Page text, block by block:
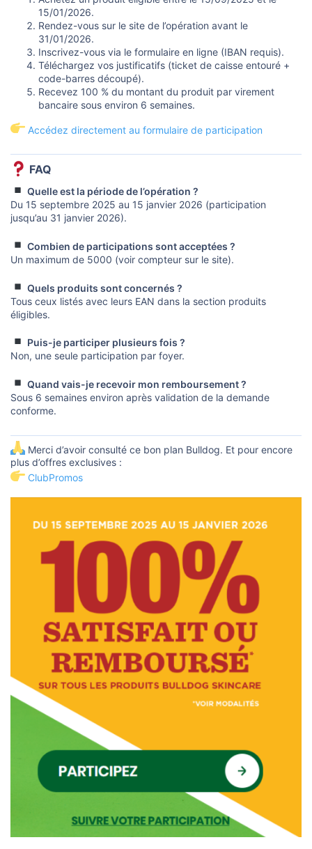
15/01/2026.
Rendez-vous sur le site de l’opération avant le
31/01/2026.
Inscrivez-vous via le formulaire en ligne (IBAN requis).
Téléchargez vos justificatifs (ticket de caisse entouré +
code-barres découpé).
Recevez 100 % du montant du produit par virement
bancaire sous environ 6 semaines.
Accédez directement au formulaire de participation
FAQ​
Quelle est la période de l’opération ?
Du 15 septembre 2025 au 15 janvier 2026 (participation
jusqu’au 31 janvier 2026).
Combien de participations sont acceptées ?
Un maximum de 5000 (voir compteur sur le site).
Quels produits sont concernés ?
Tous ceux listés avec leurs EAN dans la section produits
éligibles.
Puis-je participer plusieurs fois ?
Non, une seule participation par foyer.
Quand vais-je recevoir mon remboursement ?
Sous 6 semaines environ après validation de la demande
conforme.
Merci d’avoir consulté ce bon plan Bulldog. Et pour encore
plus d’offres exclusives :
ClubPromos